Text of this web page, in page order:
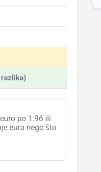
po 1.96 ili
eura nego što